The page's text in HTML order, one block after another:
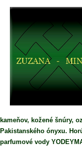
kameňov, kožené šnúry,
Pakistanského ónyxu.
parfumové vody